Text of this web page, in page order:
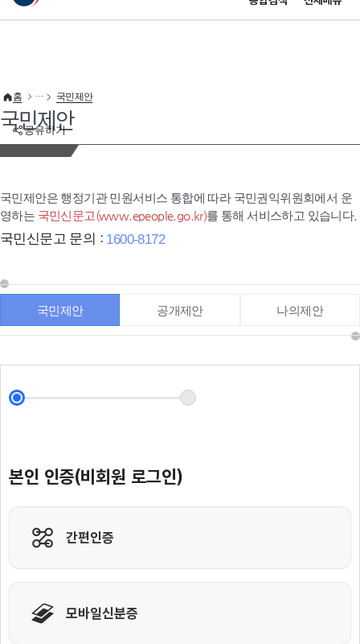
이 누리집은 대한민국 공식 전자정부 누리집입니다.
공유하기
홈 국민제안
국민제안
국민제안은 행정기관 민원서비스 통합에 따라 국민권익위원회에서 운
영하는 국민신문고(www.epeople.go.kr)를 통해 서비스하고 있습니다.
국민신문고 문의 : 1600-8172
국민제안 공개제안 나의제안